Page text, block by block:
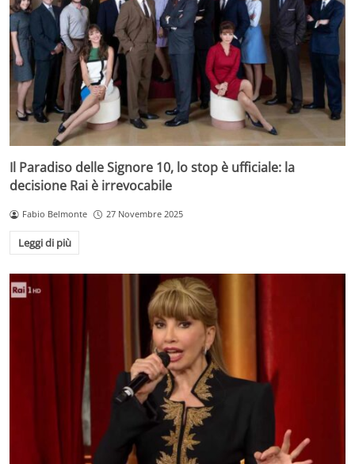
Il Paradiso delle Signore 10, lo stop è ufficiale: la
decisione Rai è irrevocabile
Fabio Belmonte 27 Novembre 2025
Leggi di più